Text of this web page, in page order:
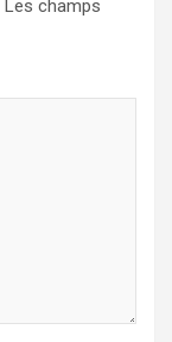
Les champs